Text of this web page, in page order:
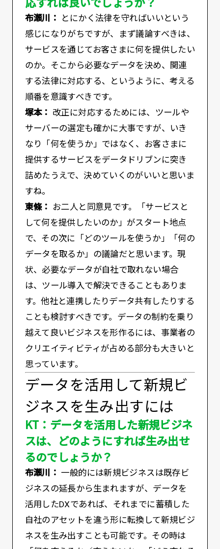
布瀬川：
とにかく法律を守ればいいという
感じになりがちですが、まず議論すべきは、
サービスを通じてお客さまに何を提供したい
のか。そこから必要なデータを決め、関連
する法律に対応する、というように、考える
順番を意識すべきです。
塚本： 改正に対応するためには、ツールや
サーバーの選定も確かに大事ですが、いき
なり「何を使うか」ではなく、お客さまに
提供するサービスをデータドリブンに突き
詰めたうえで、決めていくのがいいと思いま
すね。
東條： お二人と同意見です。「サービスと
して何を提供したいのか」がスタート地点
で、その次に「どのツールを使うか」「何の
データを取るか」の議論だと思います。現
状、必要なデータが自社で取れない場合
は、ツール導入で解決できることもありま
す。他社と連携したりデータ共有したりする
ことも検討すべきです。データの制約を乗り
越えて良いビジネスを形作るには、事業者の
クリエイティビティが占める部分も大きいと
思っています。
データを活用して新規ビ
ジネスを生み出すには
KT：データを活用した新規ビジネ
スは、どのようにすれば生み出せ
るのでしょうか？
布瀬川： 一般的には新規ビジネスは既存ビ
ジネスの延長から生まれますが、データを
活用したDXであれば、それまでに蓄積した
自社のアセットを違う形に転換して新規ビジ
ネスを生み出すことも可能です。その時は